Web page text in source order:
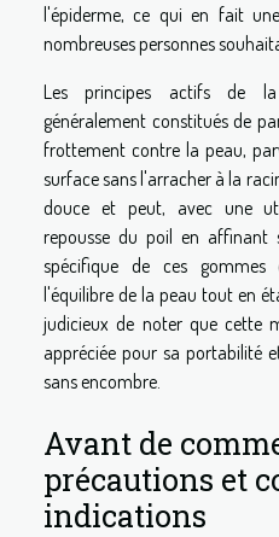
l'épiderme, ce qui en fait
nombreuses personnes
Les principes actifs de
généralement constitués de
frottement contre la peau,
surface sans l'arracher à la
douce et peut, avec une
repousse du poil en affinant
spécifique de ces
l'équilibre de la peau tout en
judicieux de noter que cette
appréciée pour sa portabilité
sans encombre.
Avant de
précautions et
indications